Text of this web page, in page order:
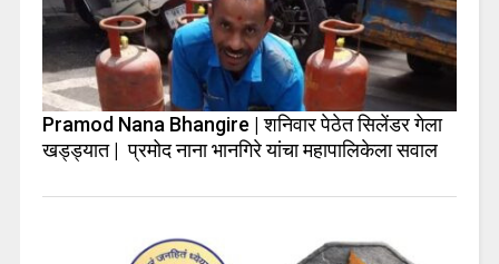
Pramod Nana Bhangire | शनिवार पेठेत सिलेंडर गेला
खड्ड्यात | प्रमोद नाना भानगिरे यांचा महापालिकेला सवाल